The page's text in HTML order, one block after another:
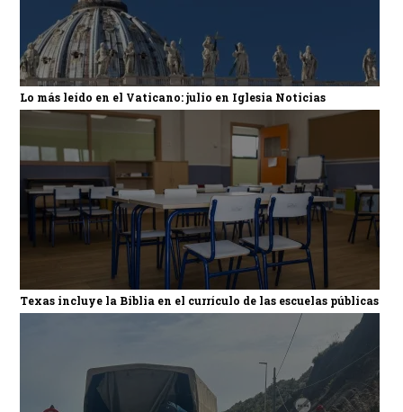
Lo más leído en el Vaticano: julio en Iglesia Noticias
Texas incluye la Biblia en el currículo de las escuelas públicas